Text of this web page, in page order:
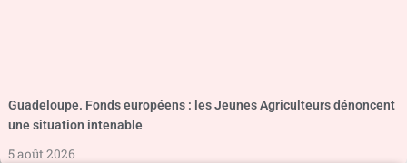
Guadeloupe. Fonds européens : les Jeunes Agriculteurs dénoncent
une situation intenable
5 août 2026